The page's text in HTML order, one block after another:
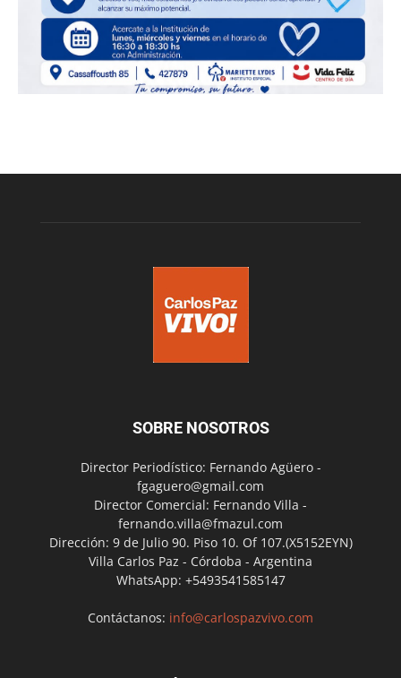
SOBRE NOSOTROS
Director Periodístico: Fernando Agüero -
fgaguero@gmail.com
Director Comercial: Fernando Villa -
fernando.villa@fmazul.com
Dirección: 9 de Julio 90. Piso 10. Of 107.(X5152EYN)
Villa Carlos Paz - Córdoba - Argentina
WhatsApp: +5493541585147
Contáctanos: info@carlospazvivo.com